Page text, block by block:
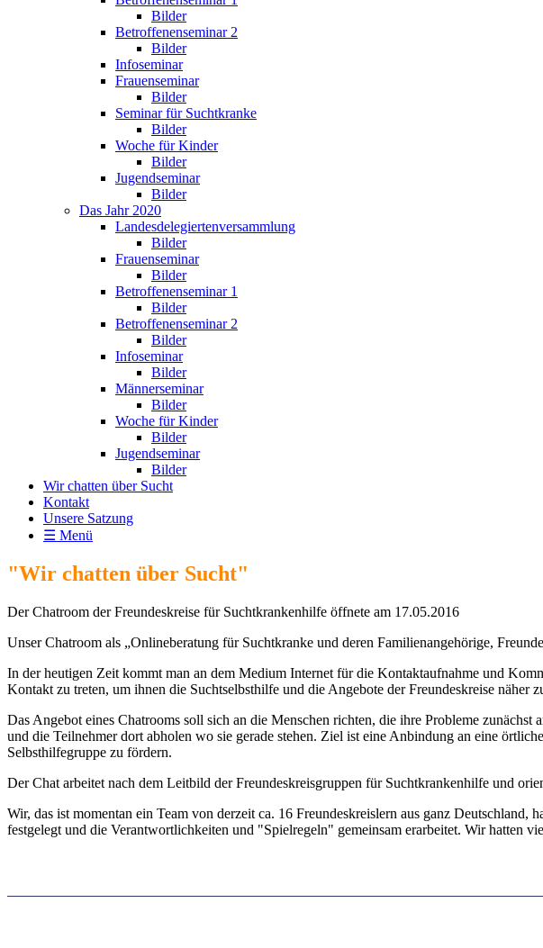
Bilder
Betroffenenseminar 2
Bilder
Infoseminar
Frauenseminar
Bilder
Seminar für Suchtkranke
Bilder
Woche für Kinder
Bilder
Jugendseminar
Bilder
Das Jahr 2020
Landesdelegiertenversammlung
Bilder
Frauenseminar
Bilder
Betroffenenseminar 1
Bilder
Betroffenenseminar 2
Bilder
Infoseminar
Bilder
Männerseminar
Bilder
Woche für Kinder
Bilder
Jugendseminar
Bilder
Wir chatten über Sucht
Kontakt
Unsere Satzung
☰ Menü
"Wir chatten über Sucht"
Der Chatroom der Freundeskreise für Suchtkrankenhilfe öffnete am 17.05.2016
Unser Chatroom als „Onlineberatung für Suchtkranke und deren Familienangehörige,
In der heutigen Zeit kommt man an dem Medium Internet für die Kontaktaufnahme und
Kontakt zu treten, um ihnen die Suchtselbsthilfe und die Angebote der Freundeskreise näher
Das Angebot eines Chatrooms soll sich an die Menschen richten, die ihre Probleme
und die Teilnehmer dort abholen wo sie gerade stehen. Ziel ist eine Anbindung an eine
Selbsthilfegruppe zu fördern.
Der Chat arbeitet nach dem Leitbild der Freundeskreisgruppen für Suchtkrankenhilfe und
Wir, das ist momentan ein Team von derzeit ca. 16 Freundeskreislern aus ganz
festgelegt und die Verantwortlichkeiten und "Spielregeln" gemeinsam erarbeitet. Wir hatten